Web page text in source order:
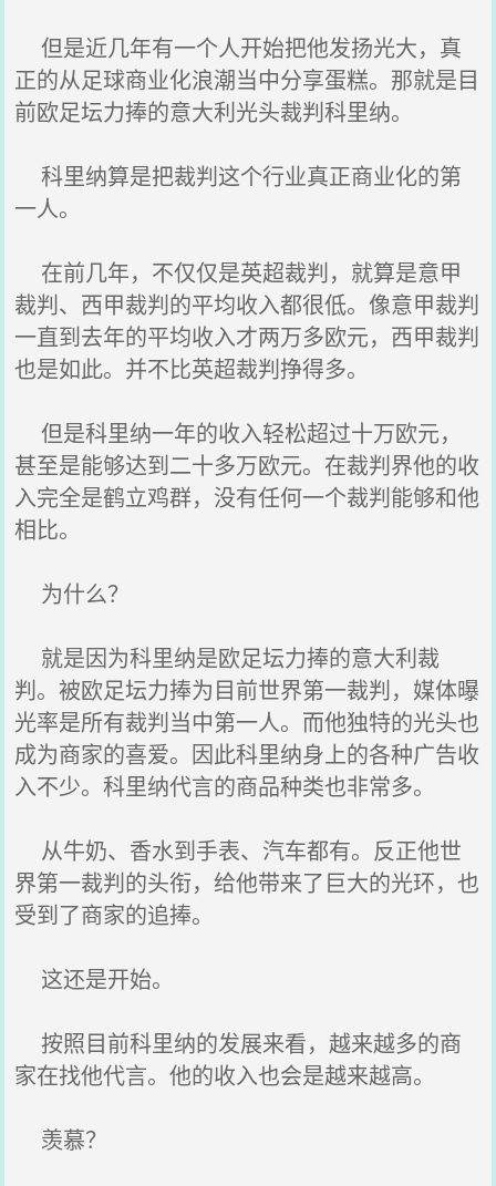
但是近几年有一个人开始把他发扬光大，真
正的从足球商业化浪潮当中分享蛋糕。那就是目
前欧足坛力捧的意大利光头裁判科里纳。
科里纳算是把裁判这个行业真正商业化的第
一人。
在前几年，不仅仅是英超裁判，就算是意甲
裁判、西甲裁判的平均收入都很低。像意甲裁判
一直到去年的平均收入才两万多欧元，西甲裁判
也是如此。并不比英超裁判挣得多。
但是科里纳一年的收入轻松超过十万欧元，
甚至是能够达到二十多万欧元。在裁判界他的收
入完全是鹤立鸡群，没有任何一个裁判能够和他
相比。
为什么？
就是因为科里纳是欧足坛力捧的意大利裁
判。被欧足坛力捧为目前世界第一裁判，媒体曝
光率是所有裁判当中第一人。而他独特的光头也
成为商家的喜爱。因此科里纳身上的各种广告收
入不少。科里纳代言的商品种类也非常多。
从牛奶、香水到手表、汽车都有。反正他世
界第一裁判的头衔，给他带来了巨大的光环，也
受到了商家的追捧。
这还是开始。
按照目前科里纳的发展来看，越来越多的商
家在找他代言。他的收入也会是越来越高。
羡慕？